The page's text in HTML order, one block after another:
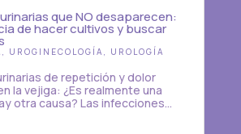
que NO desaparecen:
de hacer cultivos y buscar
, UROGINECOLOGÍA , UROLOGÍA
de repetición y dolor
la vejiga: ¿Es realmente una
otra causa? Las infecciones...